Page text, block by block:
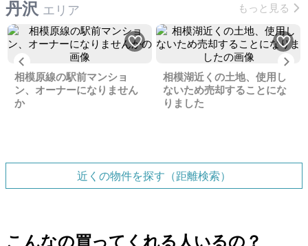
丹沢 エリア もっと見る
Previous
相模原線の駅前マンショ
ン、オーナーになりません
か
相模湖近くの土地、使用し
ないため売却することにな
りました
近くの物件を探す（距離検索）
こんなの買ってくれる人いるの？